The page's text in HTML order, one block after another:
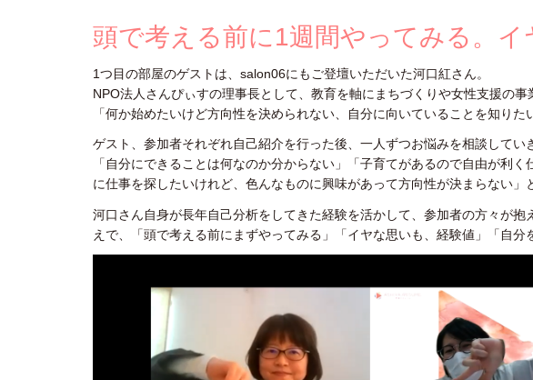
頭で考える前に1週間やってみる。イ
1つ目の部屋のゲストは、salon06にもご登壇いただいた河口紅さん。
NPO法人さんぴぃすの理事長として、教育を軸にまちづくりや女性支援の
「何か始めたいけど方向性を決められない、自分に向いていることを知りた
ゲスト、参加者それぞれ自己紹介を行った後、一人ずつお悩みを相談してい
「自分にできることは何なのか分からない」「子育てがあるので自由が利
に仕事を探したいけれど、色んなものに興味があって方向性が決まらない」
河口さん自身が長年自己分析をしてきた経験を活かして、参加者の方々が
えで、「頭で考える前にまずやってみる」「イヤな思いも、経験値」「自分